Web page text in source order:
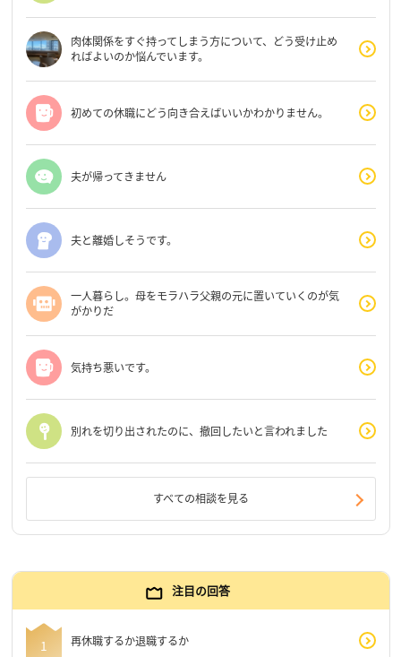
肉体関係をすぐ持ってしまう方について、どう受け止め
ればよいのか悩んでいます。
初めての休職にどう向き合えばいいかわかりません。
夫が帰ってきません
夫と離婚しそうです。
一人暮らし。母をモラハラ父親の元に置いていくのが気
がかりだ
気持ち悪いです。
別れを切り出されたのに、撤回したいと言われました
すべての相談を見る
注目の回答
再休職するか退職するか